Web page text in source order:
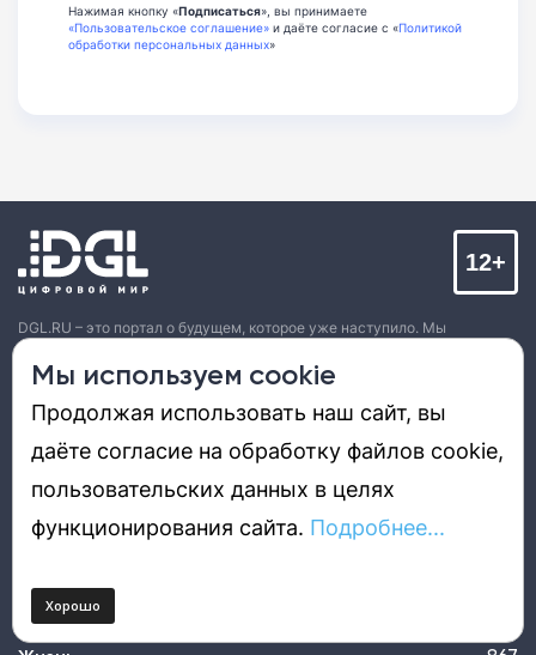
Нажимая кнопку «Подписаться», вы принимаете
«Пользовательское соглашение» и даёте согласие с «Политикой
обработки персональных данных»
DGL.RU – это портал о будущем, которое уже наступило. Мы
стараемся интересно рассказать об удивительных технологиях,
продуктах, решениях, событиях, компаниях и людях, которые
определяют наше цифровое настоящее и будущее.
12+
Обзоры
Технологии
Видео
Техника
Мы используем cookie
Продолжая использовать наш сайт, вы
даёте согласие на обработку файлов cookie,
пользовательских данных в целях
функционирования сайта. Подробнее...